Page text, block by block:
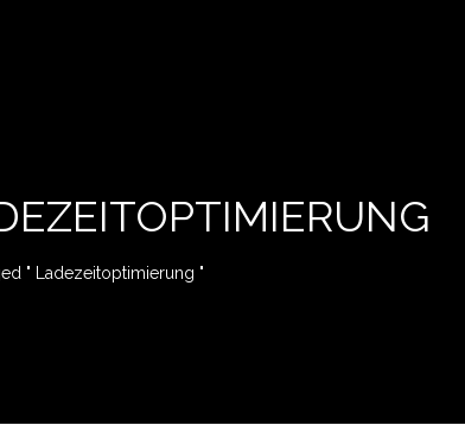
" Ladezeitoptimierung "